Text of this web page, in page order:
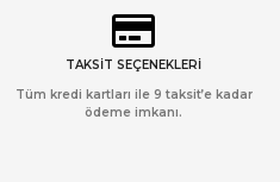
TAKSİT SEÇENEKLERİ
Tüm kredi kartları ile 9 taksit’e kadar
ödeme imkanı.